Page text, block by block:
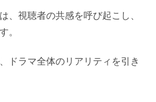
、視聴者の共感を呼び起こし、
。
ドラマ全体のリアリティを引き